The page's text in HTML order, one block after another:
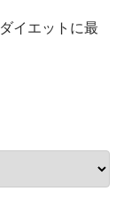
イエットに最